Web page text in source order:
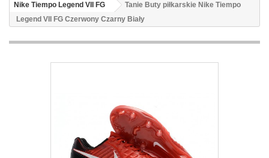
Nike Tiempo Legend VII FG
Tanie Buty piłkarskie Nike Tiempo
Legend VII FG Czerwony Czarny Biały